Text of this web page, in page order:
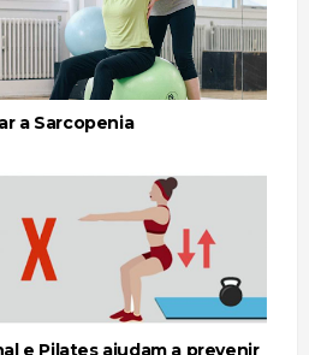
a Sarcopenia
e Pilates ajudam a prevenir